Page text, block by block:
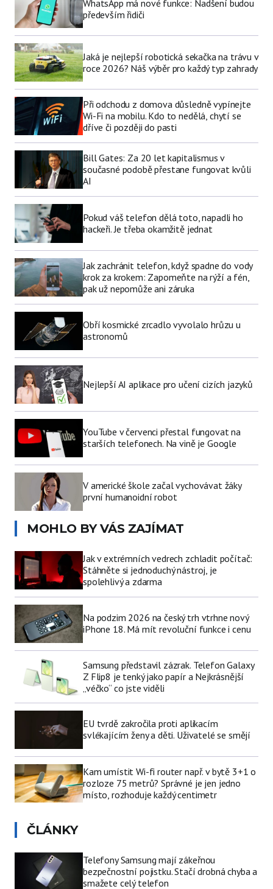
WhatsApp má nové funkce: Nadšení budou
především řidiči
Jaká je nejlepší robotická sekačka na trávu v
roce 2026? Náš výběr pro každý typ zahrady
Při odchodu z domova důsledně vypínejte
Wi-Fi na mobilu. Kdo to nedělá, chytí se
dříve či později do pasti
Bill Gates: Za 20 let kapitalismus v
současné podobě přestane fungovat kvůli
AI
Pokud váš telefon dělá toto, napadli ho
hackeři. Je třeba okamžitě jednat
Jak zachránit telefon, když spadne do vody
krok za krokem: Zapomeňte na rýží a fén,
pak už nepomůže ani záruka
Obří kosmické zrcadlo vyvolalo hrůzu u
astronomů
Nejlepší AI aplikace pro učení cizích jazyků
YouTube v červenci přestal fungovat na
starších telefonech. Na vině je Google
V americké škole začal vychovávat žáky
první humanoidní robot
MOHLO BY VÁS ZAJÍMAT
Jak v extrémních vedrech zchladit počítač:
Stáhněte si jednoduchý nástroj, je
spolehlivý a zdarma
Na podzim 2026 na český trh vtrhne nový
iPhone 18. Má mít revoluční funkce i cenu
Samsung představil zázrak. Telefon Galaxy
Z Flip8 je tenký jako papír a Nejkrásnější
„véčko“ co jste viděli
EU tvrdě zakročila proti aplikacím
svlékajícím ženy a děti. Uživatelé se smějí
Kam umístit Wi-fi router např. v bytě 3+1 o
rozloze 75 metrů? Správné je jen jedno
místo, rozhoduje každý centimetr
ČLÁNKY
Telefony Samsung mají zákeřnou
bezpečnostní pojistku. Stačí drobná chyba a
smažete celý telefon